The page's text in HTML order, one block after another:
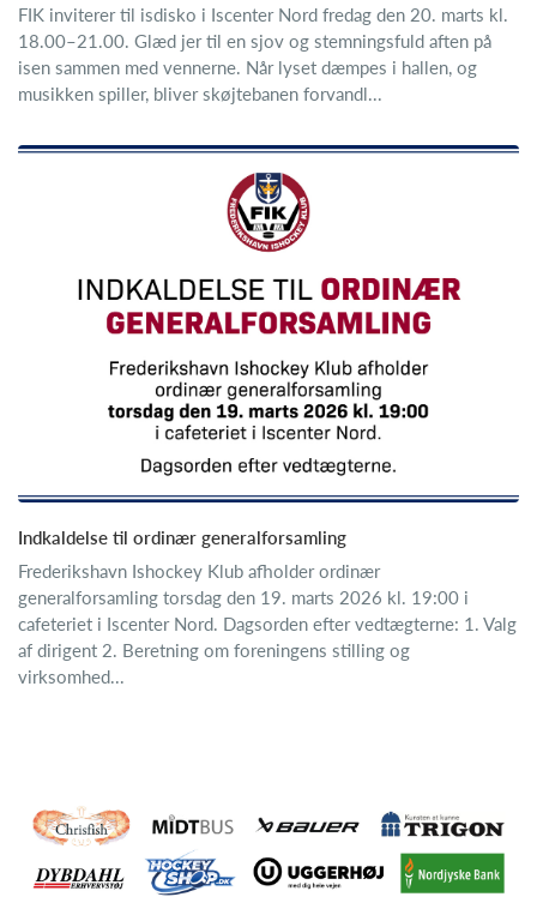
FIK inviterer til isdisko i Iscenter Nord fredag den 20. marts kl.
18.00–21.00. Glæd jer til en sjov og stemningsfuld aften på
isen sammen med vennerne. Når lyset dæmpes i hallen, og
musikken spiller, bliver skøjtebanen forvandl...
Indkaldelse til ordinær generalforsamling
Frederikshavn Ishockey Klub afholder ordinær
generalforsamling torsdag den 19. marts 2026 kl. 19:00 i
cafeteriet i Iscenter Nord. Dagsorden efter vedtægterne: 1. Valg
af dirigent 2. Beretning om foreningens stilling og
virksomhed...